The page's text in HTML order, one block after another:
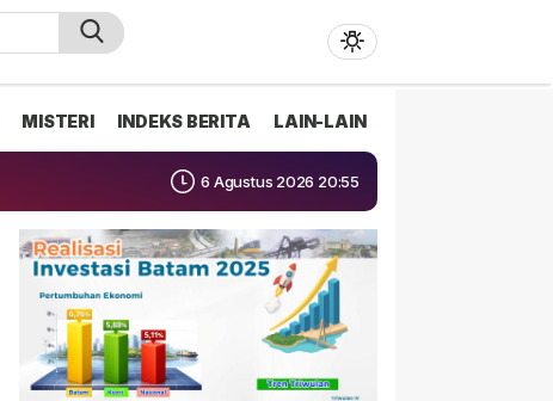
MISTERI INDEKS BERITA LAIN-LAIN
6 Agustus 2026 20:55